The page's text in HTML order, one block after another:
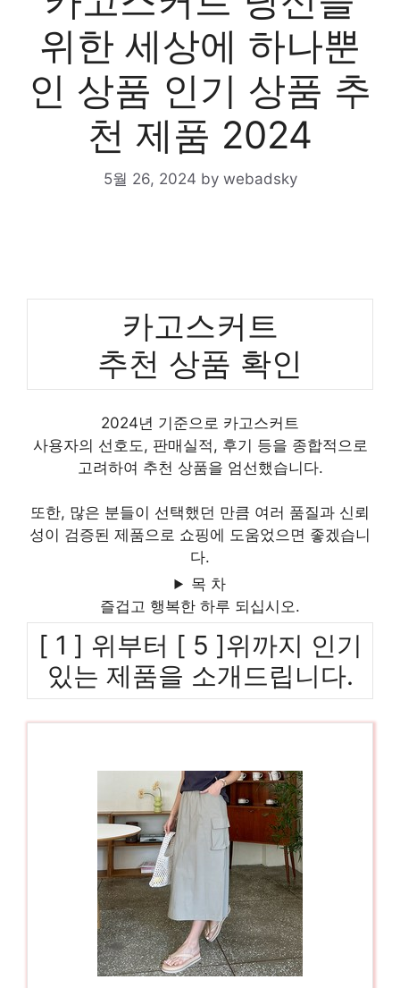
위한 세상에 하나뿐
인 상품 인기 상품 추
천 제품 2024
5월 26, 2024 by webadsky
카고스커트
추천 상품 확인
2024년 기준으로 카고스커트
사용자의 선호도, 판매실적, 후기 등을 종합적으로
고려하여 추천 상품을 엄선했습니다.
또한, 많은 분들이 선택했던 만큼 여러 품질과 신뢰
성이 검증된 제품으로 쇼핑에 도움었으면 좋겠습니
다.
목 차
즐겁고 행복한 하루 되십시오.
[ 1 ] 위부터 [ 5 ]위까지 인기
있는 제품을 소개드립니다.